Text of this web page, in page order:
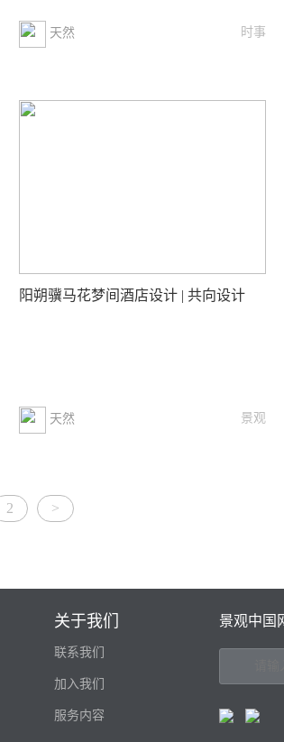
天然 时事
阳朔骥马花梦间酒店设计 | 共向设计
天然 景观
2 >
关于我们
联系我们
加入我们
服务内容
景观中国